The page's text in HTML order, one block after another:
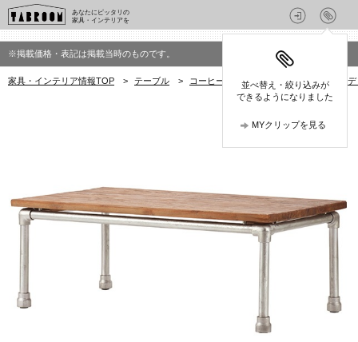
あなたにピッタリの
家具・インテリアを
並べ替え・絞り込みが
できるようになりました
MYクリップを見る
※掲載価格・表記は掲載当時のものです。
家具・インテリア情報TOP > テーブル > コーヒーテーブル > d-Bodhi(ディーボ